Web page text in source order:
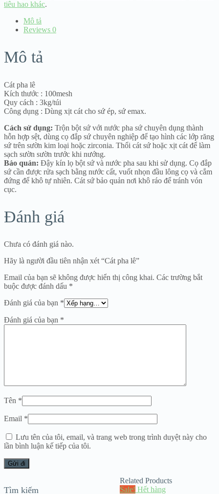
tiêu hao khác.
Mô tả
Reviews 0
Mô tả
Cát pha lê
Kích thước : 100mesh
Quy cách : 3kg/túi
Công dụng : Dùng xịt cát cho sứ ép, sứ emax.
Cách sử dụng: Trộn bột sứ với nước pha sứ chuyên dụng thành
hỗn hợp sệt, dùng cọ đắp sứ chuyên nghiệp để tạo hình các lớp răng
sứ trên sườn kim loại hoặc zirconia. Thổi cát sứ hoặc xịt cát để làm
sạch sườn sườn trước khi nướng.
Bảo quản: Đậy kín lọ bột sứ và nước pha sau khi sử dụng. Cọ đắp
sứ cần được rửa sạch bằng nước cất, vuốt nhọn đầu lông cọ và cắm
đứng để khô tự nhiên. Cát sứ bảo quản nơi khô ráo để tránh vón
cục.
Đánh giá
Chưa có đánh giá nào.
Hãy là người đầu tiên nhận xét “Cát pha lê”
Email của bạn sẽ không được hiển thị công khai. Các trường bắt
buộc được đánh dấu *
Đánh giá của bạn *
Đánh giá của bạn *
Tên *
Email *
Lưu tên của tôi, email, và trang web trong trình duyệt này cho
lần bình luận kế tiếp của tôi.
Tìm kiếm
Related Products
Sale! Hết hàng